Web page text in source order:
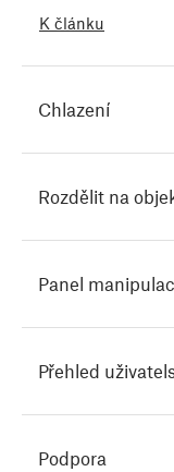
K článku
Chlazení
Rozdělit na
Panel
Přehled
Podpora